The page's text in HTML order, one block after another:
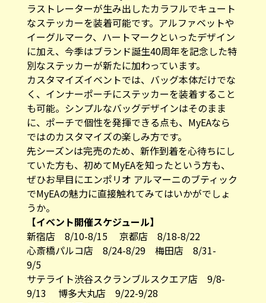
ラストレーターが生み出したカラフルでキュート
なステッカーを装着可能です。アルファベットや
イーグルマーク、ハートマークといったデザイン
に加え、今季はブランド誕生40周年を記念した特
別なステッカーが新たに加わっています。
カスタマイズイベントでは、バッグ本体だけでな
く、インナーポーチにステッカーを装着すること
も可能。シンプルなバッグデザインはそのまま
に、ポーチで個性を発揮できる点も、MyEAなら
ではのカスタマイズの楽しみ方です。
先シーズンは完売のため、新作到着を心待ちにし
ていた方も、初めてMyEAを知ったという方も、
ぜひお早目にエンポリオ アルマーニのブティック
でMyEAの魅力に直接触れてみてはいかがでしょ
うか。
【イベント開催スケジュール】
新宿店 8/10-8/15 京都店 8/18-8/22
心斎橋パルコ店 8/24-8/29 梅田店 8/31-
9/5
サテライト渋谷スクランブルスクエア店 9/8-
9/13 博多大丸店 9/22-9/28